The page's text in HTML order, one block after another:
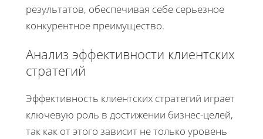
результатов, обеспечивая себе серьезное
конкурентное преимущество.
Анализ эффективности клиентских
стратегий
Эффективность клиентских стратегий играет
ключевую роль в достижении бизнес-целей,
так как от этого зависит не только уровень